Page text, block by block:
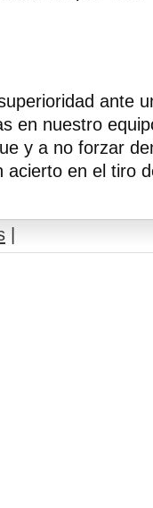
ante
en nuestro
y a no forzar
acierto en el tiro